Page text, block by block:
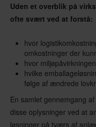
Uden et overblik på
ofte svært ved at forstå:
hvor
omkostninger der
hvor
hvilke
følge af ændrede
En samlet gennemgang
disse oplysninger ved at
løsninger på tværs af